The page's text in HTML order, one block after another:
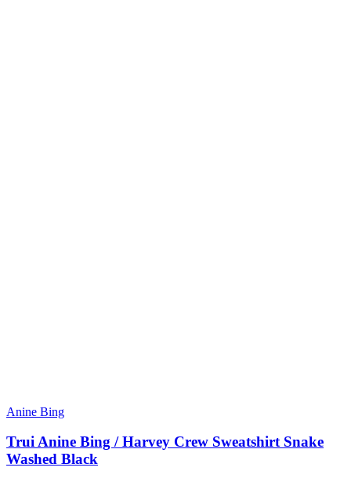
Anine Bing
Trui Anine Bing / Harvey Crew Sweatshirt Snake
Washed Black